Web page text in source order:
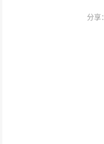
分享：